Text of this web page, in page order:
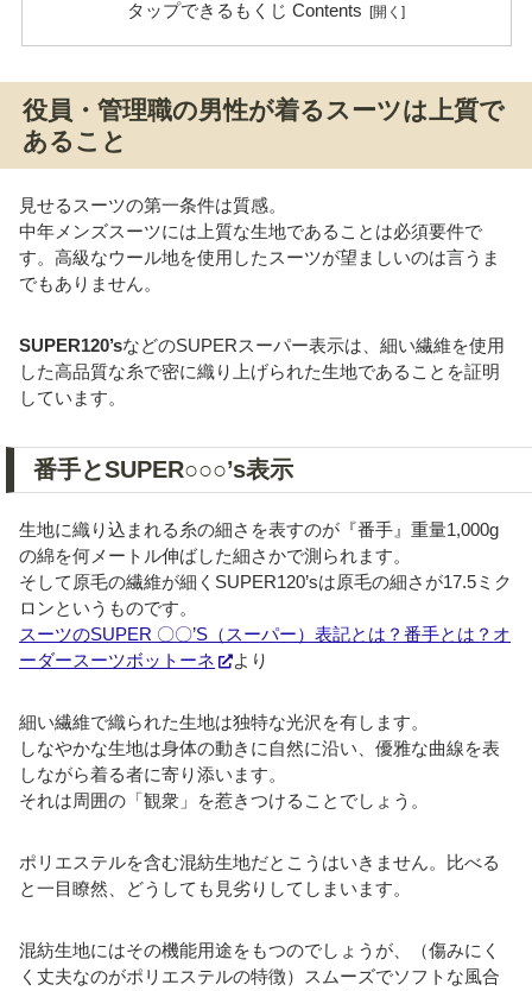
タップできるもくじ Contents
役員・管理職の男性が着るスーツは上質で
あること
見せるスーツの第一条件は質感。
中年メンズスーツには上質な生地であることは必須要件で
す。高級なウール地を使用したスーツが望ましいのは言うま
でもありません。
SUPER120’sなどのSUPERスーパー表示は、細い繊維を使用
した高品質な糸で密に織り上げられた生地であることを証明
しています。
番手とSUPER○○○’s表示
生地に織り込まれる糸の細さを表すのが『番手』重量1,000g
の綿を何メートル伸ばした細さかで測られます。
そして原毛の繊維が細くSUPER120’sは原毛の細さが17.5ミク
ロンというものです。
スーツのSUPER 〇〇’S（スーパー）表記とは？番手とは？オ
ーダースーツボットーネ
より
細い繊維で織られた生地は独特な光沢を有します。
しなやかな生地は身体の動きに自然に沿い、優雅な曲線を表
しながら着る者に寄り添います。
それは周囲の「観衆」を惹きつけることでしょう。
ポリエステルを含む混紡生地だとこうはいきません。比べる
と一目瞭然、どうしても見劣りしてしまいます。
混紡生地にはその機能用途をもつのでしょうが、（傷みにく
く丈夫なのがポリエステルの特徴）スムーズでソフトな風合